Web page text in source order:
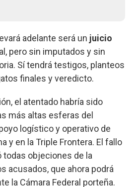
adelante será un juicio
pero sin imputados y sin
Sí tendrá testigos, planteos
finales y veredicto.
el atentado habría sido
más altas esferas del
logístico y operativo de
y en la Triple Frontera. El fallo
todas objeciones de la
acusados, que ahora podrá
la Cámara Federal porteña.